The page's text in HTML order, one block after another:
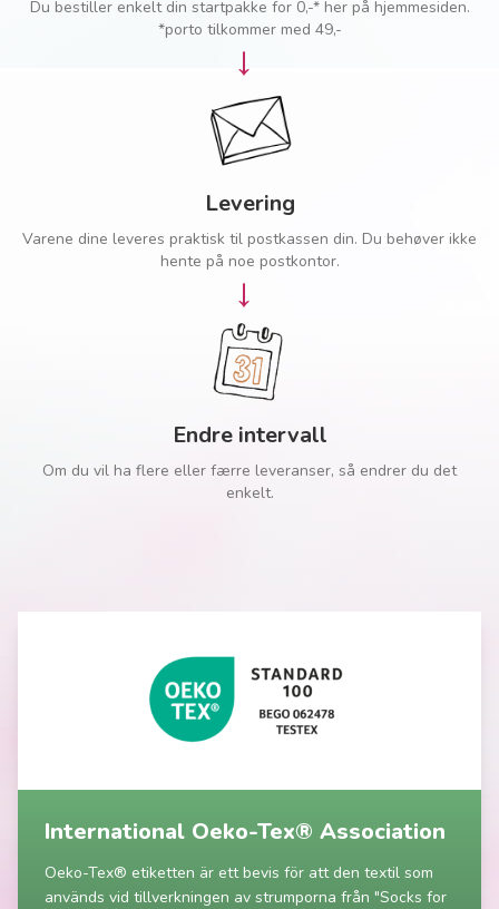
Du bestiller enkelt din startpakke for 0,-* her på hjemmesiden.
*porto tilkommer med 49,-
→
Levering
Varene dine leveres praktisk til postkassen din. Du behøver ikke
hente på noe postkontor.
→
Endre intervall
Om du vil ha flere eller færre leveranser, så endrer du det
enkelt.
International Oeko-Tex® Association
Oeko-Tex® etiketten är ett bevis för att den textil som
används vid tillverkningen av strumporna från "Socks for